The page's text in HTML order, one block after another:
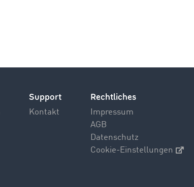
Support
Kontakt
Rechtliches
Impressum
AGB
Datenschutz
Cookie-Einstellungen